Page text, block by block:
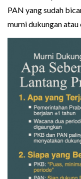
PAN yang sudah
murni dukungan